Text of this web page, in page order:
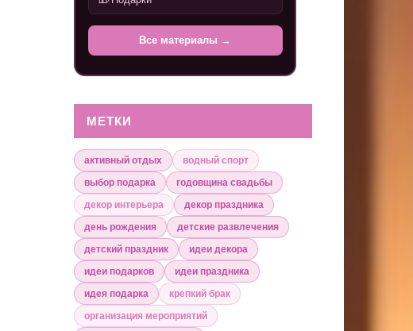
Все материалы →
МЕТКИ
активный отдых
водный спорт
выбор подарка
годовщина свадьбы
декор интерьера
декор праздника
день рождения
детские развлечения
детский праздник
идеи декора
идеи подарков
идеи праздника
идея подарка
крепкий брак
организация мероприятий